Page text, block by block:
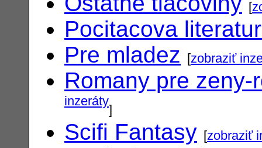
[
Pocitacova
Pre mladez
[zobraziť
Romany pre
inzeráty]
Scifi Fantasy [zobraziť